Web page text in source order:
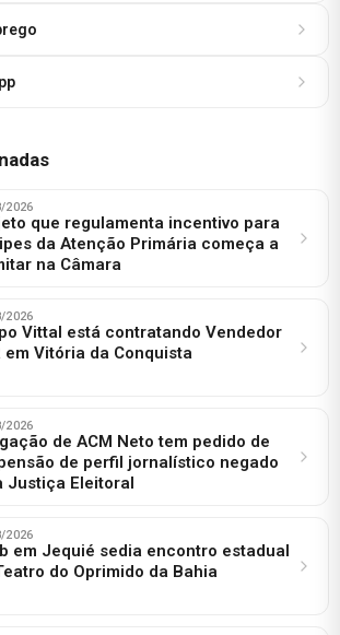
2026
que regulamenta incentivo para
da Atenção Primária começa a
na Câmara
2026
Vittal está contratando Vendedor
em Vitória da Conquista
2026
de ACM Neto tem pedido de
de perfil jornalístico negado
Justiça Eleitoral
2026
em Jequié sedia encontro estadual
do Oprimido da Bahia